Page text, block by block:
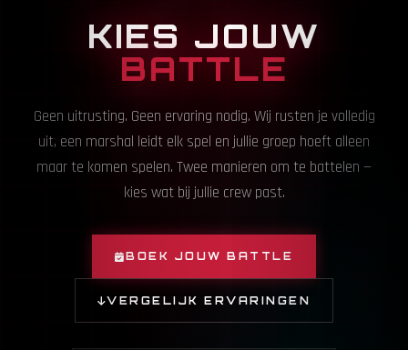
KIES JOUW
BATTLE
Geen uitrusting. Geen ervaring nodig. Wij rusten je volledig
uit, een marshal leidt elk spel en jullie groep hoeft alleen
maar te komen spelen. Twee manieren om te battelen —
kies wat bij jullie crew past.
BOEK JOUW BATTLE
VERGELIJK ERVARINGEN